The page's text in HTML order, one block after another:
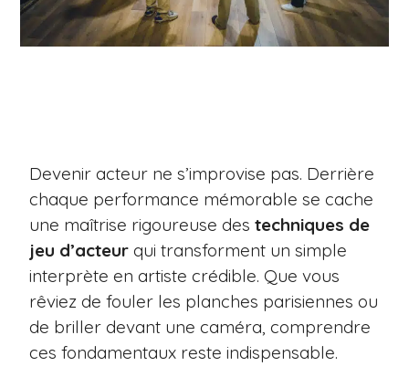
Devenir acteur ne s’improvise pas. Derrière
chaque performance mémorable se cache
une maîtrise rigoureuse destechniques de
jeu d’acteur qui transforment un simple
interprète en artiste crédible. Que vous
rêviez de fouler les planches parisiennes ou
de briller devant une caméra, comprendre
ces fondamentaux reste indispensable.